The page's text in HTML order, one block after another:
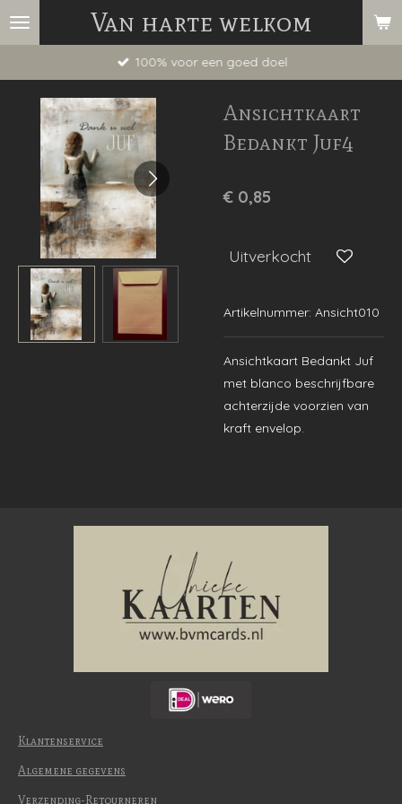
Ga
hoofdinhoud
Van harte welkom
100% voor een goed doel
Ansichtkaart
Bedankt Juf4
€ 0,85
Uitverkocht
Artikelnummer: Ansicht010
Ansichtkaart Bedankt Juf
met blanco beschrijfbare
achterzijde voorzien van
kraft envelop.
Klantenservice
Algemene gegevens
Verzending-Retourneren